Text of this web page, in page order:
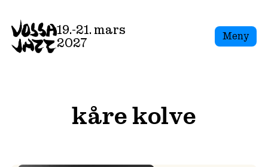
to
content
19.-21. mars
2027
Meny
kåre kolve